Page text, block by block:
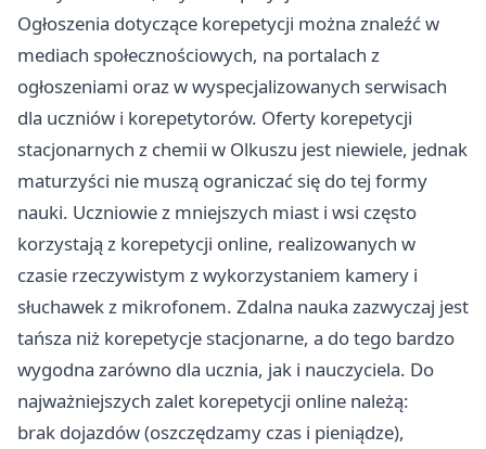
Ogłoszenia dotyczące korepetycji można znaleźć w
mediach społecznościowych, na portalach z
ogłoszeniami oraz w wyspecjalizowanych serwisach
dla uczniów i korepetytorów. Oferty korepetycji
stacjonarnych z chemii w Olkuszu jest niewiele, jednak
maturzyści nie muszą ograniczać się do tej formy
nauki. Uczniowie z mniejszych miast i wsi często
korzystają z korepetycji online, realizowanych w
czasie rzeczywistym z wykorzystaniem kamery i
słuchawek z mikrofonem. Zdalna nauka zazwyczaj jest
tańsza niż korepetycje stacjonarne, a do tego bardzo
wygodna zarówno dla ucznia, jak i nauczyciela. Do
najważniejszych zalet korepetycji online należą:
brak dojazdów (oszczędzamy czas i pieniądze),